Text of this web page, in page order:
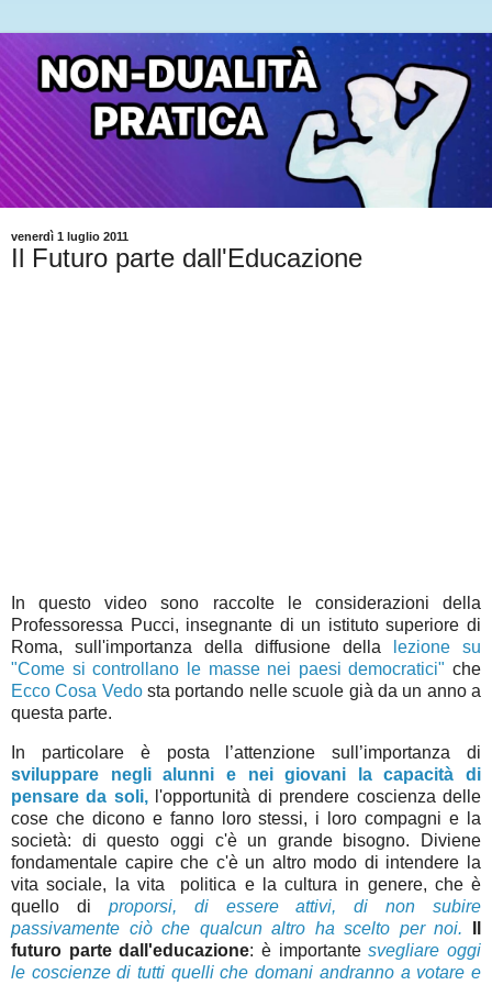
venerdì 1 luglio 2011
Il Futuro parte dall'Educazione
In questo video sono raccolte le considerazioni della
Professoressa Pucci, insegnante di un istituto superiore di
Roma, sull'importanza della diffusione della
lezione su
"Come si controllano le masse nei paesi democratici" che
Ecco Cosa Vedosta portando nelle scuole già da un anno a
questa parte.
In particolare è posta l’attenzione sull’importanza di
sviluppare negli alunni e nei giovani la capacità di
pensare da soli,l'opportunità di prendere coscienza delle
cose che dicono e fanno loro stessi, i loro compagni e la
società: di questo oggi c'è un grande bisogno. Diviene
fondamentale capire che c'è un altro modo di intendere la
vita sociale, la vita politica e la cultura in genere, che è
quello di proporsi, di essere attivi,
di non subire
passivamente ciò che qualcun altro ha scelto per noi.
futuro parte dall'educazione: è importantesvegliare oggi
le coscienze di tutti quelli che domani andranno a votare e